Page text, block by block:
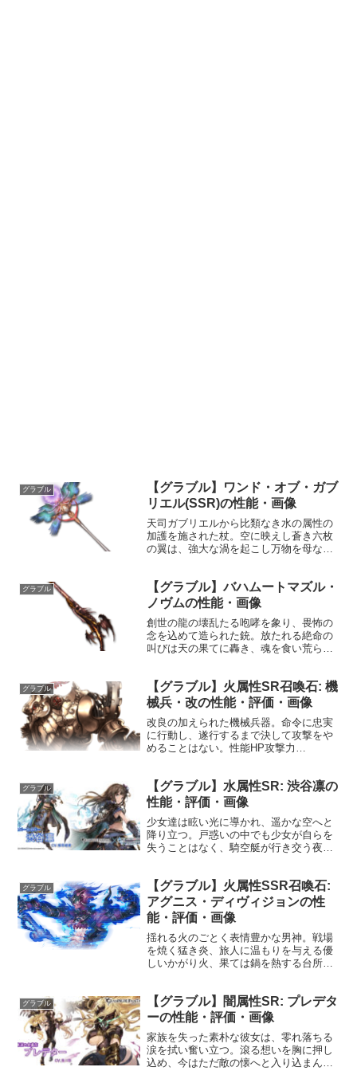
グラブル
【グラブル】ワンド・オブ・ガブ
リエル(SSR)の性能・画像
天司ガブリエルから比類なき水の属性の
加護を施された杖。空に映えし蒼き六枚
の翼は、強大な渦を起こし万物を母なる
能属性武器種解放段階水杖HP攻撃力
MAXLv28021001...
グラブル
【グラブル】バハムートマズル・
ノヴムの性能・画像
創世の龍の壊乱たる咆哮を象り、畏怖の
念を込めて造られた銃。放たれる絶命の
叫びは天の果てに轟き、魂を食い荒ら
敵に闇属性4.0倍ダメージ〔減衰値
1,685,0...
グラブル
【グラブル】火属性SR召喚石: 機
械兵・改の性能・評価・画像
改良の加えられた機械兵器。命令に忠実
に行動し、遂行するまで決して攻撃をや
めることはない。性能HP攻撃力
隔: 9ターン★★★敵全体に火属性ダメー
ジ(大)使用...
グラブル
【グラブル】水属性SR: 渋谷凛の
性能・評価・画像
少女達は眩い光に導かれ、遥かな空へと
降り立つ。戸惑いの中でも少女が自らを
失うことはなく、騎空艇が行き交う夜空
165cm体重：44kg種族：ヒューマン趣
味：犬の散歩声優：...
グラブル
【グラブル】火属性SSR召喚石:
アグニス・ディヴィジョンの性
能・評価・画像
揺れる火のごとく表情豊かな男神。戦場
を焼く猛き炎、旅人に温もりを与える優
しいかがり火、果ては鍋を熱する台所の
HP攻撃力MAXLv9192310150召喚裁きの
炎☆☆☆☆...
グラブル
【グラブル】闇属性SR: プレデタ
ーの性能・評価・画像
家族を失った素朴な彼女は、零れ落ちる
涙を拭い奮い立つ。滾る想いを胸に押し
込め、今はただ敵の懐へと入り込まん